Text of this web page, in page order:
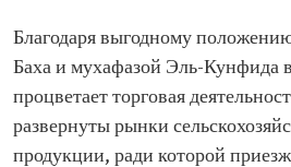
Благодаря выгодному
Баха и мухафазой Эль-Кунфида
процветает торговая
развернуты рынки
продукции, ради которой